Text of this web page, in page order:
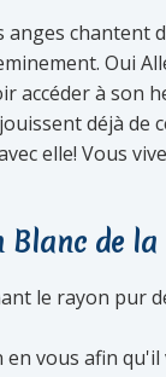
anges chantent
Oui
accéder à son
déjà de
elle! Vous
Blanc de la
le rayon pur
en vous afin